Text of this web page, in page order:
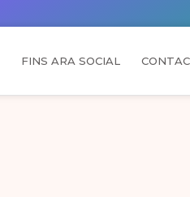
FINS ARA SOCIAL